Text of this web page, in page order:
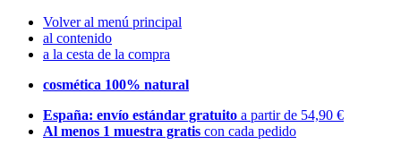
Volver al menú principal
al contenido
a la cesta de la compra
cosmética 100% natural
España: envío estándar gratuito a partir de 54,90 €
Al menos 1 muestra gratis con cada pedido